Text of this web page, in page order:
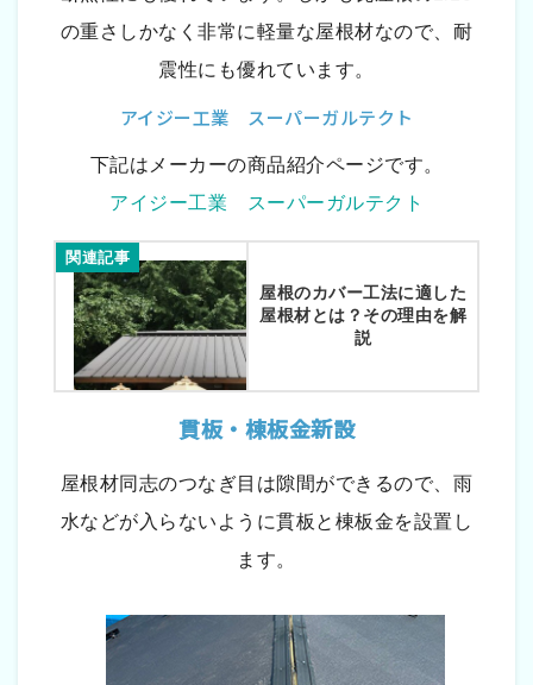
の重さしかなく非常に軽量な屋根材なので、耐
震性にも優れています。
アイジー工業 スーパーガルテクト
下記はメーカーの商品紹介ページです。
アイジー工業 スーパーガルテクト
関連記事
屋根のカバー工法に適した
屋根材とは？その理由を解
説
貫板・棟板金新設
屋根材同志のつなぎ目は隙間ができるので、雨
水などが入らないように貫板と棟板金を設置し
ます。